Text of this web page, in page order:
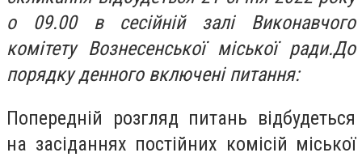
о 09.00 в сесійній залі Виконавчого
комітету Вознесенської міської ради.До
порядку денного включені питання:
Попередній розгляд питань відбудеться
на засіданнях постійних комісій міської